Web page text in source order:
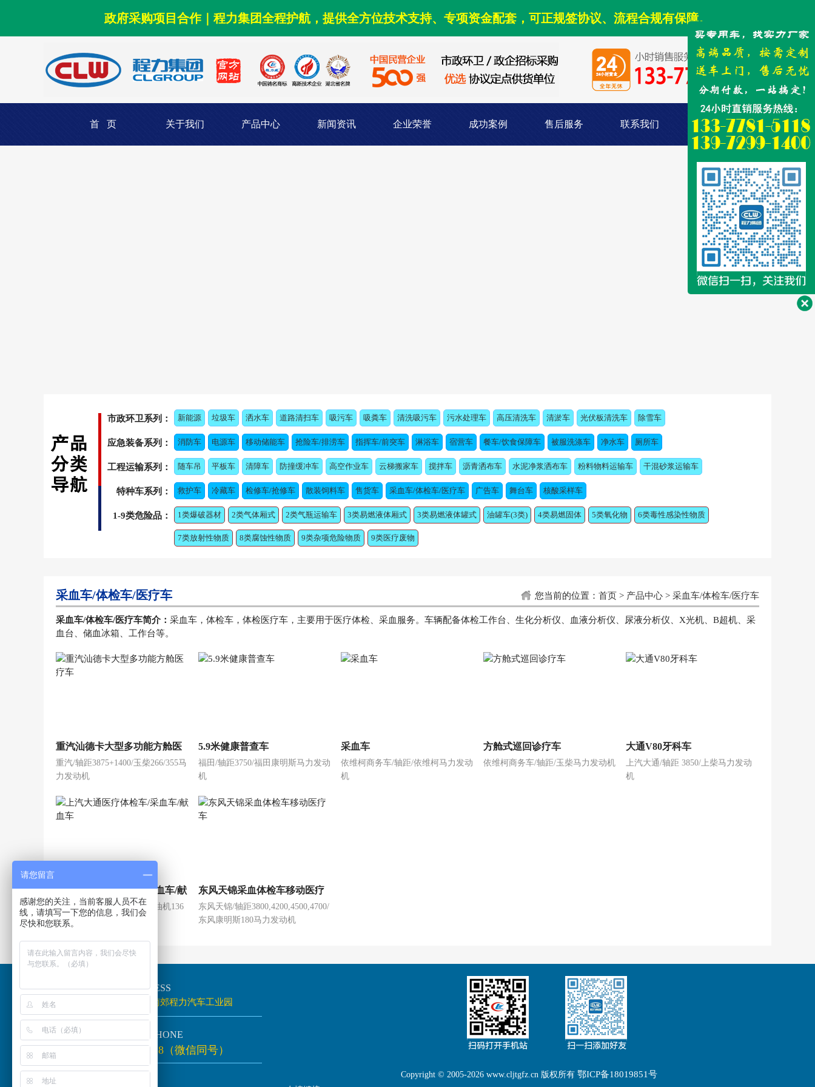
政府采购项目合作｜程力集团全程护航，提供全方位技术支持、专项资金配套，可正规签协议、流程合规有保障。
首 页 关于我们 产品中心 新闻资讯 企业荣誉 成功案例 售后服务 联系我们
市政环卫系列： 新能源 垃圾车 洒水车 道路清扫车 吸污车 吸粪车 清洗吸污车 污水处理车 高压清洗车 清淤车 光伏板清洗车 除雪车
应急装备系列： 消防车 电源车 移动储能车 抢险车/排涝车 指挥车/前突车 淋浴车 宿营车 餐车/饮食保障车 被服洗涤车 净水车 厕所车
工程运输系列： 随车吊 平板车 清障车 防撞缓冲车 高空作业车 云梯搬家车 搅拌车 沥青洒布车 水泥净浆洒布车 粉料物料运输车 干混砂浆运输车
特种车系列： 救护车 冷藏车 检修车/抢修车 散装饲料车 售货车 采血车/体检车/医疗车 广告车 舞台车 核酸采样车
1-9类危险品： 1类爆破器材 2类气体厢式 2类气瓶运输车 3类易燃液体厢式 3类易燃液体罐式 油罐车(3类) 4类易燃固体 5类氧化物 6类毒性感染性物质
7类放射性物质 8类腐蚀性物质 9类杂项危险物质 9类医疗废物
采血车/体检车/医疗车 您当前的位置： 首页 > 产品中心 > 采血车/体检车/医疗车
采血车/体检车/医疗车简介： 采血车，体检车，体检医疗车，主要用于医疗体检、采血服务。车辆配备体检工作台、生化分析仪、血液分析仪、尿液分析仪、X光机、B超机、采
血台、储血冰箱、工作台等。
重汽汕德卡大型多功能方舱医
疗车
重汽/轴距3875+1400/玉柴266/355马
力发动机
5.9米健康普查车
福田/轴距3750/福田康明斯马力发动
机
采血车
依维柯商务车/轴距/依维柯马力发动
机
方舱式巡回诊疗车
依维柯商务车/轴距/玉柴马力发动机
大通V80牙科车
上汽大通/轴距 3850/上柴马力发动
机
上汽大通医疗体检车/采血车/献
血车
上汽大通/轴距3850/上海柴油机136
马力发动机
东风天锦采血体检车移动医疗
车
东风天锦/轴距3800,4200,4500,4700/
东风康明斯180马力发动机
地址／ADDRESS
湖北省随州市南郊程力汽车工业园
／TELEPHONE
133-7781-5118（微信同号）
Copyright © 2005-2026 www.cljtgfz.cn 版权所有 鄂ICP备18019851号
请您留言
感谢您的关注，当前客服人员不在
线，请填写一下您的信息，我们会
尽快和您联系。